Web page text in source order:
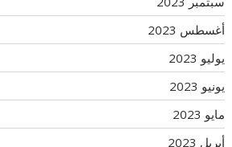
أغسطس 2023
يوليو 2023
يونيو 2023
مايو 2023
أبريل 2023